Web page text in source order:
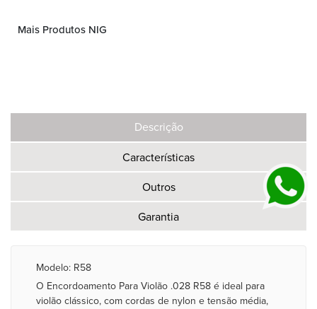
Mais Produtos NIG
Descrição
Características
Outros
Garantia
Modelo: R58
O Encordoamento Para Violão .028 R58 é ideal para
violão clássico, com cordas de nylon e tensão média,